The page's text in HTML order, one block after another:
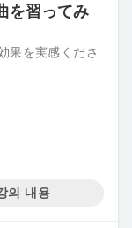
を習ってみ
果を実感くださ
의 내용